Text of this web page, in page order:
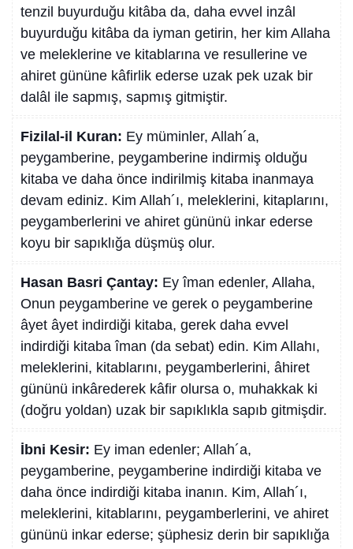
tenzil buyurduğu kitâba da, daha evvel inzâl
buyurduğu kitâba da iyman getirin, her kim Allaha
ve meleklerine ve kitablarına ve resullerine ve
ahiret gününe kâfirlik ederse uzak pek uzak bir
dalâl ile sapmış, sapmış gitmiştir.
Fizilal-il Kuran: Ey müminler, Allah´a,
peygamberine, peygamberine indirmiş olduğu
kitaba ve daha önce indirilmiş kitaba inanmaya
devam ediniz. Kim Allah´ı, meleklerini, kitaplarını,
peygamberlerini ve ahiret gününü inkar ederse
koyu bir sapıklığa düşmüş olur.
Hasan Basri Çantay: Ey îman edenler, Allaha,
Onun peygamberine ve gerek o peygamberine
âyet âyet indirdiği kitaba, gerek daha evvel
indirdiği kitaba îman (da sebat) edin. Kim Allahı,
meleklerini, kitablarını, peygamberlerini, âhiret
gününü inkârederek kâfir olursa o, muhakkak ki
(doğru yoldan) uzak bir sapıklıkla sapıb gitmişdir.
İbni Kesir: Ey iman edenler; Allah´a,
peygamberine, peygamberine indirdiği kitaba ve
daha önce indirdiği kitaba inanın. Kim, Allah´ı,
meleklerini, kitablarını, peygamberlerini, ve ahiret
gününü inkar ederse; şüphesiz derin bir sapıklığa